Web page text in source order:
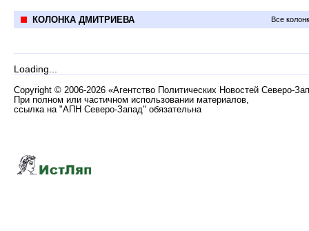
КОЛОНКА ДМИТРИЕВА Все
Loading...
Copyright © 2006-2026 «Агентство Политических Новостей Северо-
При полном или частичном использовании материалов,
ссылка на "АПН Северо-Запад" обязательна